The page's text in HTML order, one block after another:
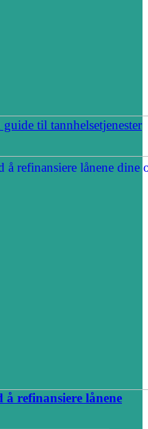
til tannhelsetjenester
refinansiere lånene